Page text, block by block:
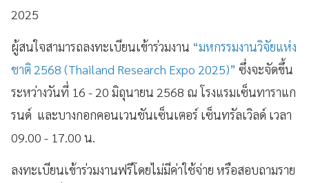
2025
ผู้สนใจสามารถลงทะเบียนเข้าร่วมงาน “มหกรรมงานวิจัยแห่ง
ชาติ 2568 (Thailand Research Expo 2025)” ซึ่งจะจัดขึ้น
ระหว่างวันที่ 16 - 20 มิถุนายน 2568 ณ โรงแรมเซ็นทาราแก
รนด์ และบางกอกคอนเวนชันเซ็นเตอร์ เซ็นทรัลเวิลด์ เวลา
09.00 - 17.00 น.
ลงทะเบียนเข้าร่วมงานฟรีโดยไม่มีค่าใช้จ่าย หรือสอบถามราย